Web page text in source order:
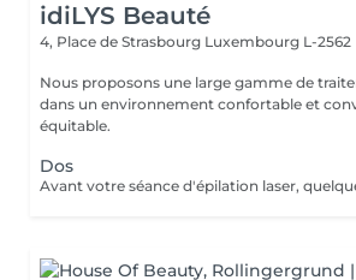
idiLYS Beauté
4, Place de Strasbourg Luxembourg L-2562
Nous proposons une large gamme de
dans un environnement confortable et
équitable.
Dos